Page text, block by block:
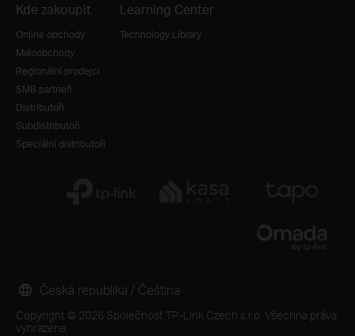
Kde zakoupit
Online obchody
Maloobchody
Regionální prodejci
SMB partneři
Distributoři
Subdistributoři
Speciální distributoři
Learning Center
Technology Library
Copyright © 2026 Společnost TP-Link Czech s.r.o. Všechna práva
vyhrazena.
Česká republika / Čeština